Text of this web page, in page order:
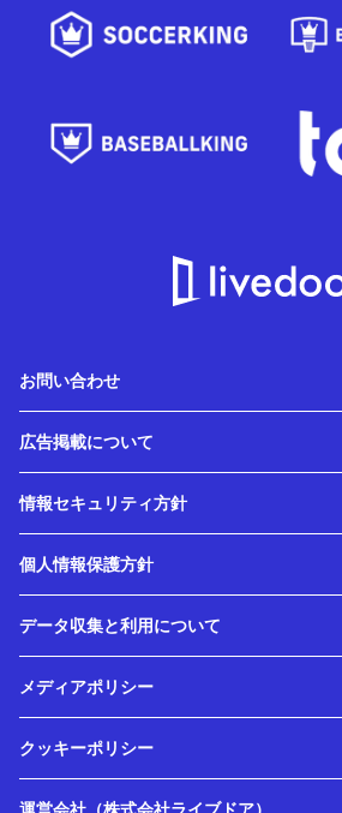
お問い合わせ
広告掲載について
情報セキュリティ方針
個人情報保護方針
データ収集と利用について
メディアポリシー
クッキーポリシー